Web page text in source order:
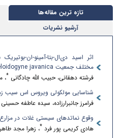
تازه ‌ترين مقاله‌ها
آرشیو نشریات
اثر اسید دی‌ال-‌بتا-آمینو-ان-
مختلف جمعیت Meloidogyne javanica
فرشته دهقانی، حبیب الله چادگانی *،
شناسایی مولکولی ویروس اس سیب
فرامرز جانبرارزاده، سیده عاطفه حسینی
وقوع نماتدهای سیستی غلات در
هادی کریمی پور فرد *، زهرا مجد